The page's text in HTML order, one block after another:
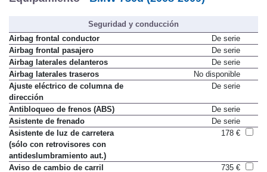
Equipamiento - BMW 730d (2008-2009)
Seguridad y conducción
Airbag frontal conductor
De serie
Airbag frontal pasajero
De serie
Airbag laterales delanteros
De serie
Airbag laterales traseros
No disponible
Ajuste eléctrico de columna de
dirección
Antibloqueo de frenos (ABS)
De serie
Asistente de frenado
De serie
Asistente de luz de carretera
(sólo con retrovisores con
antideslumbramiento aut.)